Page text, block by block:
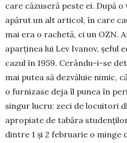
care căzuseră peste ei. După
apărut un alt articol, în care
mai era o rachetă, ci un OZN.
aparținea lui Lev Ivanov, şeful
cazul în 1959. Cerându-i-se
mai putea să dez­vă­luie nimic,
o furnizase deja îl punea în
singur lucru: zeci de locuitori
apropiate de tabăra
dintre 1 şi 2 februarie o minge